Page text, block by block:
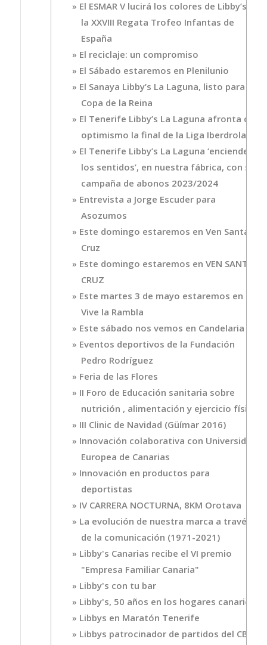
El ESMAR V lucirá los colores de Libby’s en
la XXVIII Regata Trofeo Infantas de
España
El reciclaje: un compromiso
El Sábado estaremos en Plenilunio
El Sanaya Libby’s La Laguna, listo para la
Copa de la Reina
El Tenerife Libby’s La Laguna afronta con
optimismo la final de la Liga Iberdrola
El Tenerife Libby’s La Laguna ‘enciende
los sentidos’, en nuestra fábrica, con su
campaña de abonos 2023/2024
Entrevista a Jorge Escuder para
Asozumos
Este domingo estaremos en Ven Santa
Cruz
Este domingo estaremos en VEN SANTA
CRUZ
Este martes 3 de mayo estaremos en
Vive la Rambla
Este sábado nos vemos en Candelaria
Eventos deportivos de la Fundación
Pedro Rodríguez
Feria de las Flores
II Foro de Educación sanitaria sobre
nutrición , alimentación y ejercicio físico
III Clinic de Navidad (Güímar 2016)
Innovación colaborativa con Universidad
Europea de Canarias
Innovación en productos para
deportistas
IV CARRERA NOCTURNA, 8KM Orotava
La evolución de nuestra marca a través
de la comunicación (1971-2021)
Libby's Canarias recibe el VI premio
"Empresa Familiar Canaria"
Libby's con tu bar
Libby's, 50 años en los hogares canarios
Libbys en Maratón Tenerife
Libbys patrocinador de partidos del CB